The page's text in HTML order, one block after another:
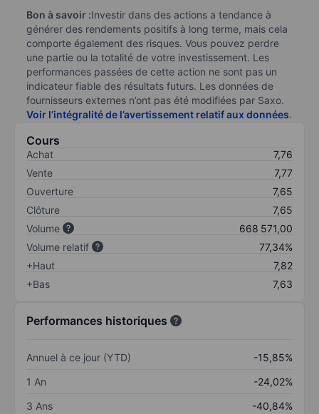
Bon à savoir :Investir dans des actions a tendance à
générer des rendements positifs à long terme, mais cela
comporte également des risques. Vous pouvez perdre
une partie ou la totalité de votre investissement. Les
performances passées de cette action ne sont pas un
indicateur fiable des résultats futurs. Les données de
fournisseurs externes n’ont pas été modifiées par Saxo.
Voir l’intégralité de l’avertissement relatif aux données.
Cours
Achat
7,76
Vente
7,77
Ouverture
7,65
Clôture
7,65
Volume
668 571,00
Volume relatif
77,34%
+Haut
7,82
+Bas
7,63
Performances historiques
Annuel à ce jour (YTD)
-15,85%
1 An
-24,02%
3 Ans
-40,84%